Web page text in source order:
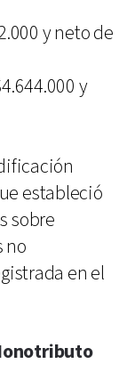
y neto de
y
estableció
sobre
no
en el